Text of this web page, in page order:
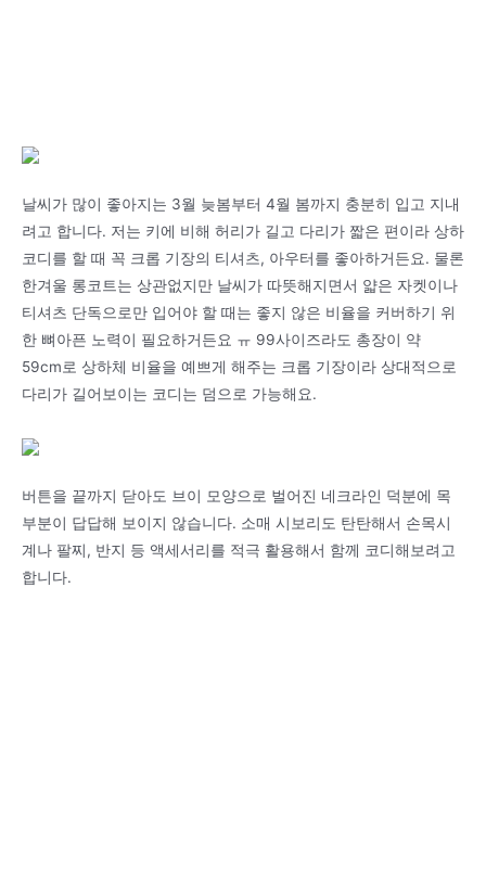
날씨가 많이 좋아지는 3월 늦봄부터 4월 봄까지 충분히 입고 지내
려고 합니다. 저는 키에 비해 허리가 길고 다리가 짧은 편이라 상하
코디를 할 때 꼭 크롭 기장의 티셔츠, 아우터를 좋아하거든요. 물론
한겨울 롱코트는 상관없지만 날씨가 따뜻해지면서 얇은 자켓이나
티셔츠 단독으로만 입어야 할 때는 좋지 않은 비율을 커버하기 위
한 뼈아픈 노력이 필요하거든요 ㅠ 99사이즈라도 총장이 약
59cm로 상하체 비율을 예쁘게 해주는 크롭 기장이라 상대적으로
다리가 길어보이는 코디는 덤으로 가능해요.
버튼을 끝까지 닫아도 브이 모양으로 벌어진 네크라인 덕분에 목
부분이 답답해 보이지 않습니다. 소매 시보리도 탄탄해서 손목시
계나 팔찌, 반지 등 액세서리를 적극 활용해서 함께 코디해보려고
합니다.